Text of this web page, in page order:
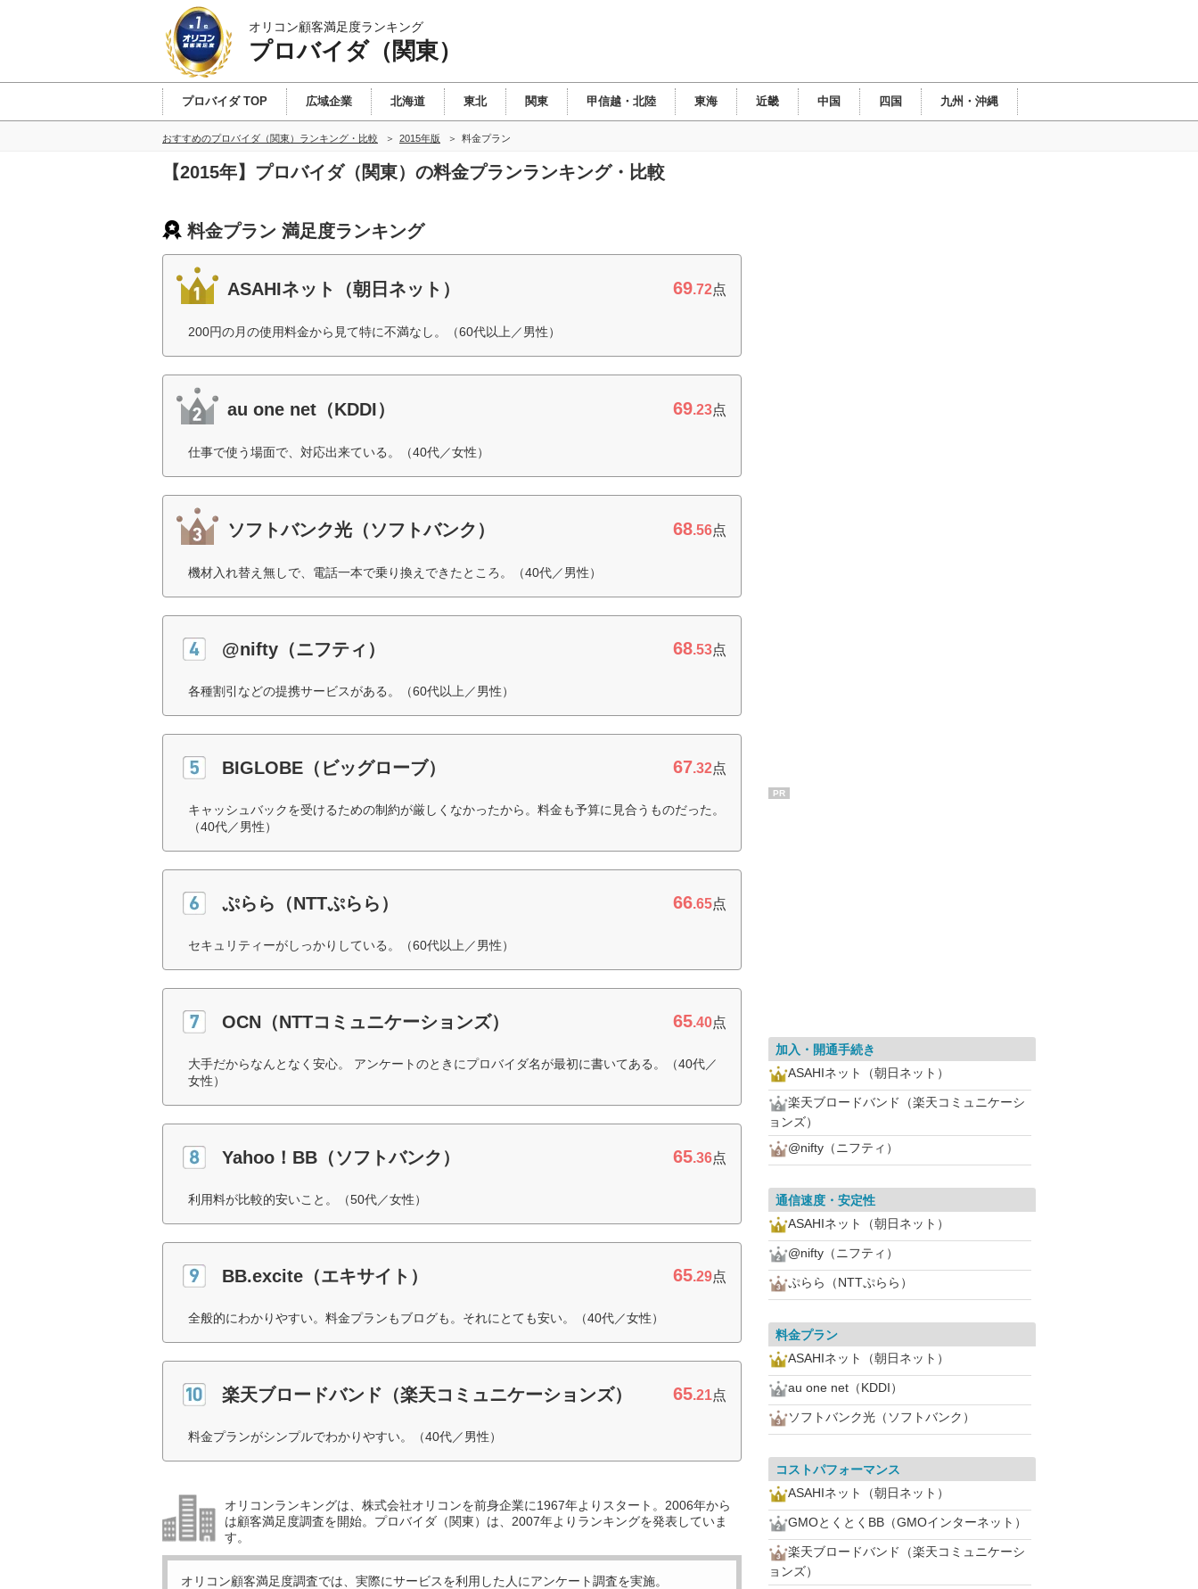
オリコン顧客満足度ランキング
プロバイダ（関東）
プロバイダ TOP 広域企業 北海道 東北 関東 甲信越・北陸 東海 近畿 中国 四国 九州・沖縄
おすすめのプロバイダ（関東）ランキング・比較 2015年版 料金プラン
【2015年】プロバイダ（関東）の料金プランランキング・比較
料金プラン 満足度ランキング
ASAHIネット（朝日ネット） 69.72点
200円の月の使用料金から見て特に不満なし。（60代以上／男性）
au one net（KDDI） 69.23点
仕事で使う場面で、対応出来ている。（40代／女性）
ソフトバンク光（ソフトバンク） 68.56点
機材入れ替え無しで、電話一本で乗り換えできたところ。（40代／男性）
@nifty（ニフティ） 68.53点
各種割引などの提携サービスがある。（60代以上／男性）
BIGLOBE（ビッグローブ） 67.32点
キャッシュバックを受けるための制約が厳しくなかったから。料金も予算に見合うものだった。
（40代／男性）
ぷらら（NTTぷらら） 66.65点
セキュリティーがしっかりしている。（60代以上／男性）
OCN（NTTコミュニケーションズ） 65.40点
大手だからなんとなく安心。 アンケートのときにプロバイダ名が最初に書いてある。（40代／
女性）
Yahoo！BB（ソフトバンク） 65.36点
利用料が比較的安いこと。（50代／女性）
BB.excite（エキサイト） 65.29点
全般的にわかりやすい。料金プランもブログも。それにとても安い。（40代／女性）
楽天ブロードバンド（楽天コミュニケーションズ） 65.21点
料金プランがシンプルでわかりやすい。（40代／男性）
オリコンランキングは、株式会社オリコンを前身企業に1967年よりスタート。2006年から
は顧客満足度調査を開始。プロバイダ（関東）は、2007年よりランキングを発表していま
す。
オリコン顧客満足度調査では、実際にサービスを利用した 人にアンケート調査を実施。
PR
加入・開通手続き
ASAHIネット（朝日ネット）
楽天ブロードバンド（楽天コミュニケーシ
ョンズ）
@nifty（ニフティ）
通信速度・安定性
ASAHIネット（朝日ネット）
@nifty（ニフティ）
ぷらら（NTTぷらら）
料金プラン
ASAHIネット（朝日ネット）
au one net（KDDI）
ソフトバンク光（ソフトバンク）
コストパフォーマンス
ASAHIネット（朝日ネット）
GMOとくとくBB（GMOインターネット）
楽天ブロードバンド（楽天コミュニケーシ
ョンズ）